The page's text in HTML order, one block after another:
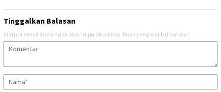
Tinggalkan Balasan
Alamat email Anda tidak akan dipublikasikan. Ruas yang wajib ditandai *